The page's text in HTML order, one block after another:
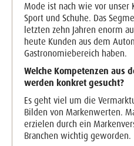
Mode ist nach wie vor unser
Sport und Schuhe. Das
letzten zehn Jahren enorm
heute Kunden aus dem
Gastronomiebereich haben.
Welche Kompetenzen aus
werden konkret gesucht?
Es geht viel um die
Bilden von Markenwerten.
erzielen durch ein
Branchen wichtig geworden.